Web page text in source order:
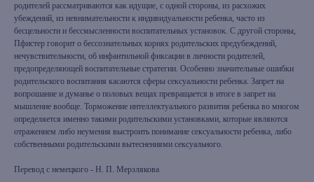
родителей рассматриваются как идущие, с одной стороны, из расхожих
убеждений, из невнимательности к индивидуальности ребенка, часто из
бесцельности и бессмысленности воспитательных установок. С другой стороны,
Пфистер говорит о бессознательных корнях родительских предубеждений,
нечувствительности, об инфантильной фиксации в личности родителей,
предопределяющей воспитательные стратегии. Особенно значительные ошибки
родительского воспитания касаются сферы сексуальности ребенка. Запрет на
вопрошание и думанье о половых вещах превращается в итоге в запрет на
мышление вообще. Торможение интеллектуального развития ребенка во многом
определяется именно такими родительскими установками, которые являются
отражением либо неумения выстроить понимание сексуальности ребенка, либо
собственными родительскими вытеснениями сексуального.
Перевод с немецкого - Н. П. Мерзлякова